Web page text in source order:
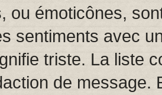
ou émoticônes,
sentiments avec
triste. La liste
de message.